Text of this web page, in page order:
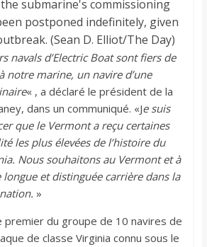
navals d’Electric Boat sont fiers de
notre marine, un navire d’une
« , a déclaré le président de la
dans un communiqué. «Je suis
que le Vermont a reçu certaines
les plus élevées de l’histoire du
Nous souhaitons au Vermont et à
longue et distinguée carrière dans la
»
premier du groupe de 10 navires de
de classe Virginia connu sous le